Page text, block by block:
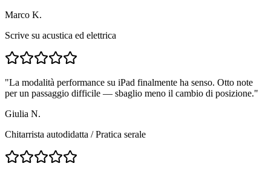
Marco K.
Scrive su acustica ed elettrica
"La modalità performance su iPad finalmente ha senso. Otto note
per un passaggio difficile — sbaglio meno il cambio di posizione."
Giulia N.
Chitarrista autodidatta /Pratica serale